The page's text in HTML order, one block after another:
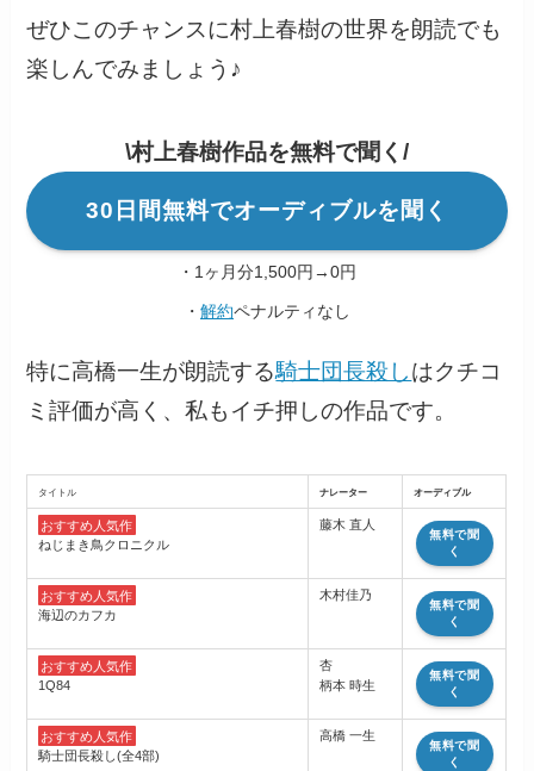
ぜひこのチャンスに村上春樹の世界を朗読でも
楽しんでみましょう♪
\村上春樹作品を無料で聞く/
30日間無料でオーディブルを聞く
・1ヶ月分1,500円→0円
・ 解約ペナルティなし
特に高橋一生が朗読する騎士団長殺しはクチコ
ミ評価が高く、私もイチ押しの作品です。
タイトル ナレーター オーディブル
おすすめ人気作
ねじまき鳥クロニクル
藤木 直人
無料で聞
く
おすすめ人気作
海辺のカフカ
木村佳乃
無料で聞
く
おすすめ人気作
1Q84
杏
柄本 時生
無料で聞
く
おすすめ人気作
騎士団長殺し(全4部)
高橋 一生
無料で聞
く